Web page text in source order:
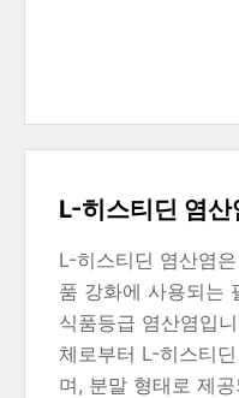
L-히스티딘 염산
L-히스티딘 염산염
품 강화에 사용되는
식품등급 염산염입
체로부터 L-히스티
며, 분말 형태로 제